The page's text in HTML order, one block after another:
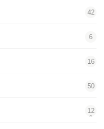
42
6
16
50
12
2